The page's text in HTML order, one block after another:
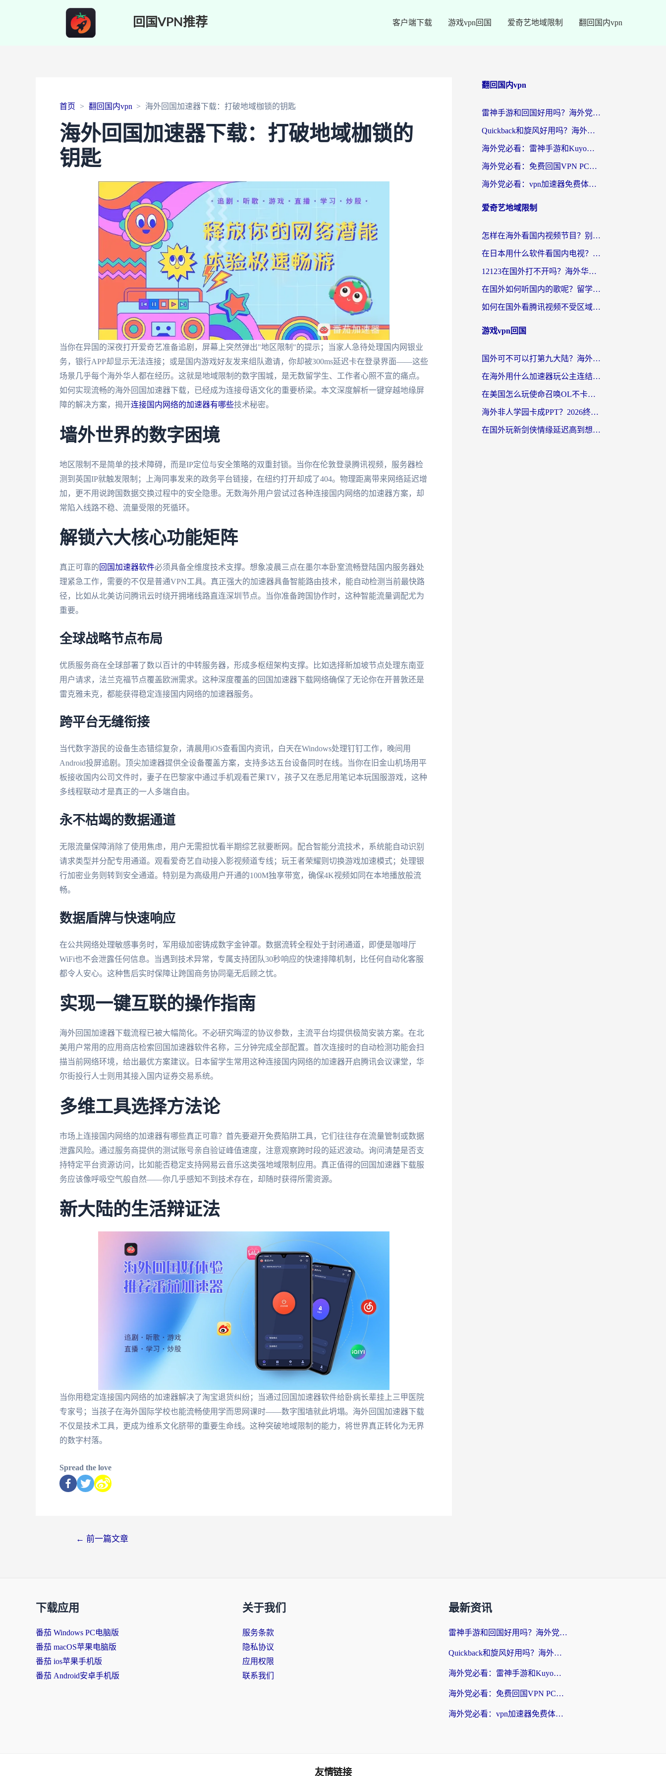
回国VPN推荐 客户端下载 游戏vpn回国 爱奇艺地域限制 翻回国内vpn
首页 翻回国内vpn 海外回国加速器下载：打破地域枷锁的钥匙
海外回国加速器下载：打破地域枷锁的
钥匙
当你在异国的深夜打开爱奇艺准备追剧，屏幕上突然弹出"地区限制"的提示；当家人急待处理国内网银业
务，银行APP却显示无法连接；或是国内游戏好友发来组队邀请，你却被300ms延迟卡在登录界面——这些
场景几乎每个海外华人都在经历。这就是地域限制的数字围城，是无数留学生、工作者心照不宣的痛点。
如何实现流畅的海外回国加速器下载，已经成为连接母语文化的重要桥梁。本文深度解析一键穿越地缘屏
障的解决方案，揭开连接国内网络的加速器有哪些技术秘密。
墙外世界的数字困境
地区限制不是简单的技术障碍，而是IP定位与安全策略的双重封锁。当你在伦敦登录腾讯视频，服务器检
测到英国IP就触发限制；上海同事发来的政务平台链接，在纽约打开却成了404。物理距离带来网络延迟增
加，更不用说跨国数据交换过程中的安全隐患。无数海外用户尝试过各种连接国内网络的加速器方案，却
常陷入线路不稳、流量受限的死循环。
解锁六大核心功能矩阵
真正可靠的回国加速器软件必须具备全维度技术支撑。想象凌晨三点在墨尔本卧室流畅登陆国内服务器处
理紧急工作，需要的不仅是普通VPN工具。真正强大的加速器具备智能路由技术，能自动检测当前最快路
径，比如从北美访问腾讯云时绕开拥堵线路直连深圳节点。当你准备跨国协作时，这种智能流量调配尤为
重要。
全球战略节点布局
优质服务商在全球部署了数以百计的中转服务器，形成多枢纽架构支撑。比如选择新加坡节点处理东南亚
用户请求，法兰克福节点覆盖欧洲需求。这种深度覆盖的回国加速器下载网络确保了无论你在开普敦还是
雷克雅未克，都能获得稳定连接国内网络的加速器服务。
跨平台无缝衔接
当代数字游民的设备生态错综复杂，清晨用iOS查看国内资讯，白天在Windows处理钉钉工作，晚间用
Android投屏追剧。顶尖加速器提供全设备覆盖方案，支持多达五台设备同时在线。当你在旧金山机场用平
板接收国内公司文件时，妻子在巴黎家中通过手机观看芒果TV，孩子又在悉尼用笔记本玩国服游戏，这种
多线程联动才是真正的一人多端自由。
永不枯竭的数据通道
无限流量保障消除了使用焦虑，用户无需担忧看半期综艺就要断网。配合智能分流技术，系统能自动识别
请求类型并分配专用通道。观看爱奇艺自动接入影视频道专线；玩王者荣耀则切换游戏加速模式；处理银
行加密业务则转到安全通道。特别是为高级用户开通的100M独享带宽，确保4K视频如同在本地播放般流
畅。
数据盾牌与快速响应
在公共网络处理敏感事务时，军用级加密铸成数字金钟罩。数据流转全程处于封闭通道，即便是咖啡厅
WiFi也不会泄露任何信息。当遇到技术异常，专属支持团队30秒响应的快速排障机制，比任何自动化客服
都令人安心。这种售后实时保障让跨国商务协同毫无后顾之忧。
实现一键互联的操作指南
海外回国加速器下载流程已被大幅简化。不必研究晦涩的协议参数，主流平台均提供极简安装方案。在北
美用户常用的应用商店检索回国加速器软件名称，三分钟完成全部配置。首次连接时的自动检测功能会扫
描当前网络环境，给出最优方案建议。日本留学生常用这种连接国内网络的加速器开启腾讯会议课堂，华
尔街投行人士则用其接入国内证券交易系统。
多维工具选择方法论
市场上连接国内网络的加速器有哪些真正可靠？首先要避开免费陷阱工具，它们往往存在流量管制或数据
泄露风险。通过服务商提供的测试账号亲自验证峰值速度，注意观察跨时段的延迟波动。询问清楚是否支
持特定平台资源访问，比如能否稳定支持网易云音乐这类强地域限制应用。真正值得的回国加速器下载服
务应该像呼吸空气般自然——你几乎感知不到技术存在，却随时获得所需资源。
新大陆的生活辩证法
当你用稳定连接国内网络的加速器解决了淘宝退货纠纷；当通过回国加速器软件给卧病长辈挂上三甲医院
专家号；当孩子在海外国际学校也能流畅使用学而思网课时——数字围墙就此坍塌。海外回国加速器下载
不仅是技术工具，更成为维系文化脐带的重要生命线。这种突破地域限制的能力，将世界真正转化为无界
的数字村落。
Spread the love
← 前一篇文章
翻回国内vpn
雷神手游和回国好用吗？海外党亲测：选对加速器才能无缝刷剧打游戏
Quickback和旋风好用吗？海外华人亲测：选对回国加速器才能无缝看央视5
海外党必看：雷神手游和Kuyo好用吗？3款回国加速器实测+避坑指南
海外党必看：免费回国VPN PC真的能用？附国内高速VPN选择全攻略
海外党必看：vpn加速器免费体验？选对回国加速器才能无缝刷国内剧玩国服
爱奇艺地域限制
怎样在海外看国内视频节目？别再踩坑！留学生和海外华人的专属解决方案
在日本用什么软件看国内电视？这篇攻略帮你告别地域限制
12123在国外打不开吗？海外华人亲测有效的回国加速方案
在国外如何听国内的歌呢？留学生亲测有效的回国加速方案
如何在国外看腾讯视频不受区域限制？留学生亲测有效的回国加速指南
游戏vpn回国
国外可不可以打第九大陆？海外玩家国服畅玩终极指南（附3大热门游戏解决妙招）
在海外用什么加速器玩公主连结：Re？老玩家亲测的稳定方案来了
在美国怎么玩使命召唤OL不卡？海外党亲测有效的国服游戏加速器指南
海外非人学园卡成PPT？2026终极加速器指南：从暗区突围到王国纪元，一篇搞定
在国外玩新剑侠情缘延迟高到想摔手机？海外玩家亲测有效的加速器选择指南
下载应用
番茄 Windows PC电脑版
番茄 macOS苹果电脑版
番茄 ios苹果手机版
番茄 Android安卓手机版
关于我们
服务条款
隐私协议
应用权限
联系我们
最新资讯
雷神手游和回国好用吗？海外党亲测：选对加速器才能无缝刷剧打游戏
Quickback和旋风好用吗？海外华人亲测：选对回国加速器才能无缝看央视5
海外党必看：雷神手游和Kuyo好用吗？3款回国加速器实测+避坑指南
海外党必看：免费回国VPN PC真的能用？附国内高速VPN选择全攻略
海外党必看：vpn加速器免费体验？选对回国加速器才能无缝刷国内剧玩国服
友情链接